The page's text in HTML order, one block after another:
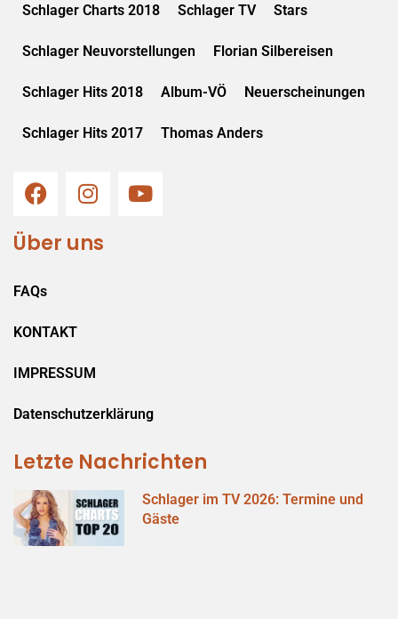
Schlager Charts 2018 Schlager TV Stars
Schlager Neuvorstellungen Florian Silbereisen
Schlager Hits 2018 Album-VÖ Neuerscheinungen
Schlager Hits 2017 Thomas Anders
Über uns
FAQs
KONTAKT
IMPRESSUM
Datenschutzerklärung
Letzte Nachrichten
Schlager im TV 2026: Termine und
Gäste